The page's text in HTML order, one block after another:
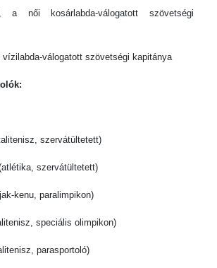
a női kosárlabda-válogatott szövetségi
válogatott szövetségi kapitánya
szervátültetett)
szervátültetett)
kenu, paralimpikon)
speciális olimpikon)
parasportoló)